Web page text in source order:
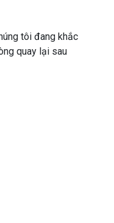
tôi đang khắc
quay lại sau